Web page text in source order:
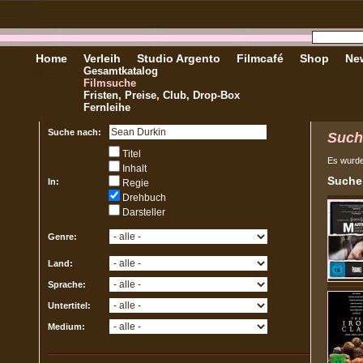
Home Verleih
Gesamtkatalog
Filmsuche
Fristen, Preise, Club, Drop-Box
Fernleihe
Studio Argento Filmcafé Shop
Suche nach:
In:
Titel
Inhalt
Regie
Drehbuch
Darsteller
Genre:
Land:
Sprache:
Untertitel:
Medium:
Es